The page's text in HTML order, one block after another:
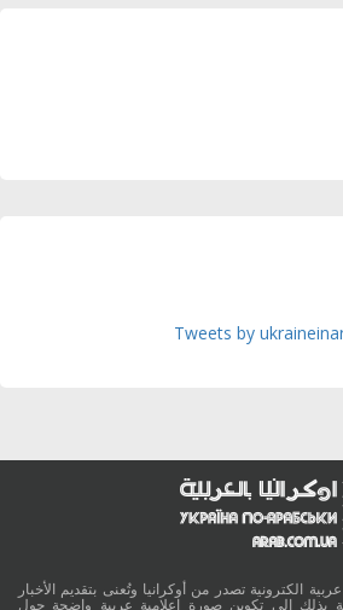
Tweets by
الكترونية تصدر من أوكرانيا وتُعنى بتقديم الأخبار
بذلك الى تكوين صورة اعلامية عربية واضحة حول